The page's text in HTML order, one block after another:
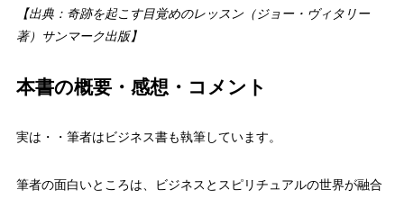
【出典：奇跡を起こす目覚めのレッスン（ジョー・ヴィタリー
著）サンマーク出版】
本書の概要・感想・コメント
実は・・筆者はビジネス書も執筆しています。
筆者の面白いところは、ビジネスとスピリチュアルの世界が融合